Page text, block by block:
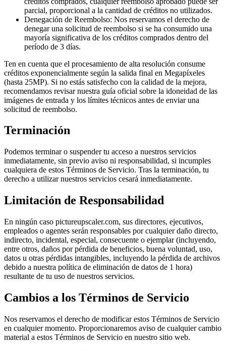
parcial, proporcional a la cantidad de créditos no utilizados.
Denegación de Reembolso: Nos reservamos el derecho de
denegar una solicitud de reembolso si se ha consumido una
mayoría significativa de los créditos comprados dentro del
período de 3 días.
Ten en cuenta que el procesamiento de alta resolución consume
créditos exponencialmente según la salida final en Megapíxeles
(hasta 25MP). Si no estás satisfecho con la calidad de la mejora,
recomendamos revisar nuestra guía oficial sobre la idoneidad de las
imágenes de entrada y los límites técnicos antes de enviar una
solicitud de reembolso.
Terminación
Podemos terminar o suspender tu acceso a nuestros servicios
inmediatamente, sin previo aviso ni responsabilidad, si incumples
cualquiera de estos Términos de Servicio. Tras la terminación, tu
derecho a utilizar nuestros servicios cesará inmediatamente.
Limitación de Responsabilidad
En ningún caso pictureupscaler.com, sus directores, ejecutivos,
empleados o agentes serán responsables por cualquier daño directo,
indirecto, incidental, especial, consecuente o ejemplar (incluyendo,
entre otros, daños por pérdida de beneficios, buena voluntad, uso,
datos u otras pérdidas intangibles, incluyendo la pérdida de archivos
debido a nuestra política de eliminación de datos de 1 hora)
resultante de tu uso de nuestros servicios.
Cambios a los Términos de Servicio
Nos reservamos el derecho de modificar estos Términos de Servicio
en cualquier momento. Proporcionaremos aviso de cualquier cambio
material a estos Términos de Servicio en nuestro sitio web.